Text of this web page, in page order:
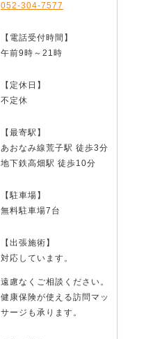
052-304-7577
【電話受付時間】
午前9時～21時
【定休日】
不定休
【最寄駅】
あおなみ線荒子駅 徒歩3分
地下鉄高畑駅 徒歩10分
【駐車場】
無料駐車場7台
【出張施術】
対応しています。
遠慮なくご相談ください。
健康保険が使える訪問マッ
サージも承ります。